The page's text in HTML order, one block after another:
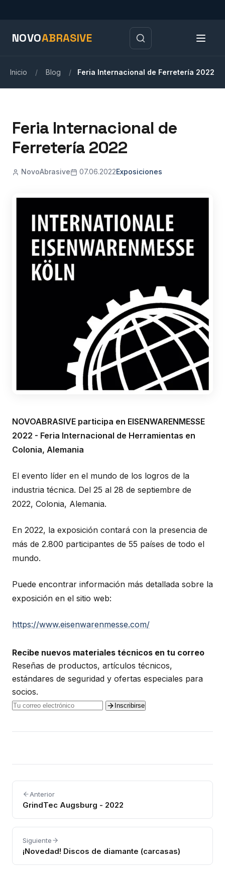
NOVOABRASIVE
Inicio / Blog / Feria Internacional de Ferretería 2022
Feria Internacional de
Ferretería 2022
NovoAbrasive 07.06.2022Exposiciones
NOVOABRASIVE participa en EISENWARENMESSE
2022 - Feria Internacional de Herramientas en
Colonia, Alemania
El evento líder en el mundo de los logros de la
industria técnica. Del 25 al 28 de septiembre de
2022, Colonia, Alemania.
En 2022, la exposición contará con la presencia de
más de 2.800 participantes de 55 países de todo el
mundo.
Puede encontrar información más detallada sobre la
exposición en el sitio web:
https://www.eisenwarenmesse.com/
Recibe nuevos materiales técnicos en tu correo
Reseñas de productos, artículos técnicos,
estándares de seguridad y ofertas especiales para
socios.
Inscribirse
Anterior
GrindTec Augsburg - 2022
Siguiente
¡Novedad! Discos de diamante (carcasas)